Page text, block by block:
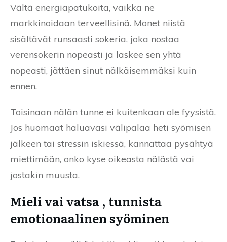
Vältä energiapatukoita, vaikka ne
markkinoidaan terveellisinä. Monet niistä
sisältävät runsaasti sokeria, joka nostaa
verensokerin nopeasti ja laskee sen yhtä
nopeasti, jättäen sinut nälkäisemmäksi kuin
ennen.
Toisinaan nälän tunne ei kuitenkaan ole fyysistä.
Jos huomaat haluavasi välipalaa heti syömisen
jälkeen tai stressin iskiessä, kannattaa pysähtyä
miettimään, onko kyse oikeasta nälästä vai
jostakin muusta.
Mieli vai vatsa , tunnista
emotionaalinen syöminen